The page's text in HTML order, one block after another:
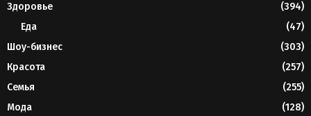
Здоровье
(394)
Еда
(47)
Шоу-бизнес
(303)
Красота
(257)
Семья
(255)
Мода
(128)